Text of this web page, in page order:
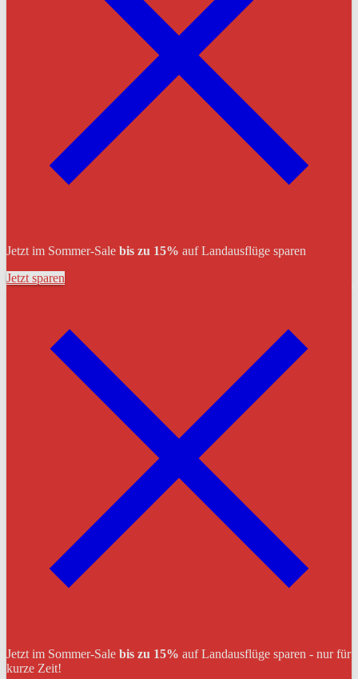
Jetzt im Sommer-Sale bis zu 15% auf Landausflüge sparen
Jetzt sparen
Jetzt im Sommer-Sale bis zu 15% auf Landausflüge sparen - nur für
kurze Zeit!